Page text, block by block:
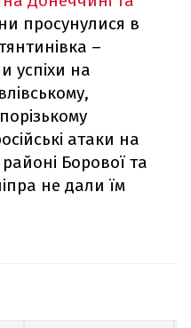
просунулися в
–
успіхи на
атаки на
Борової та
не дали їм